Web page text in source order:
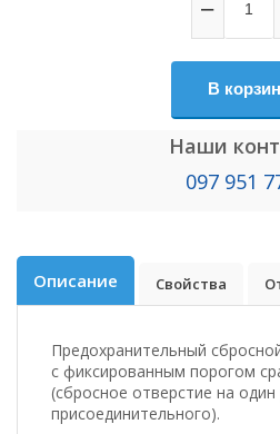
−
В
Наши
097 951
Описание Свойства
Предохранительный
с фиксированным порогом
(сбросное отверстие на
присоединительного).